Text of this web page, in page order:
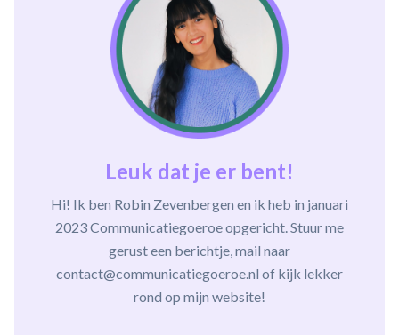
Leuk dat je er bent!
Hi! Ik ben Robin Zevenbergen en ik heb in januari
2023 Communicatiegoeroe opgericht. Stuur me
gerust een berichtje, mail naar
contact@communicatiegoeroe.nl of kijk lekker
rond op mijn website!